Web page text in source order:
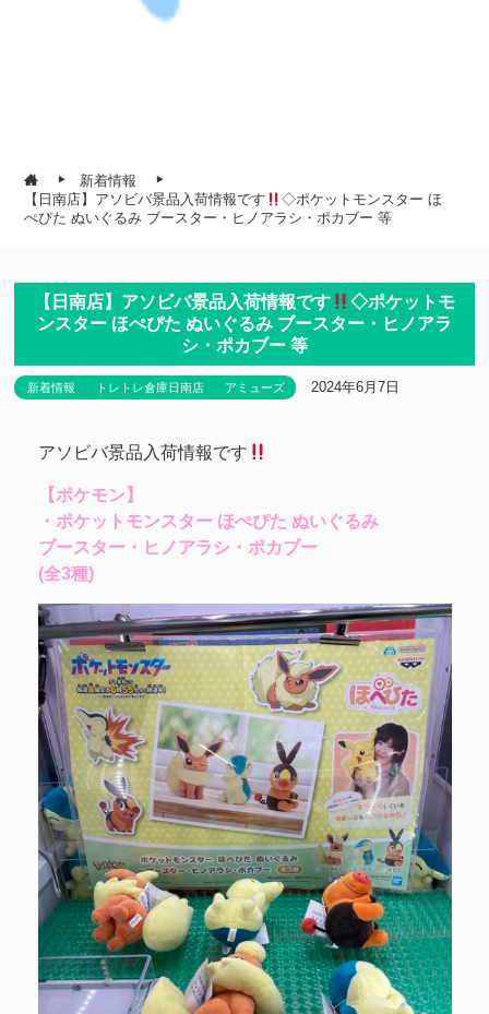
新着情報
【日南店】アソビバ景品入荷情報です
◇ポケットモンスター ほ
ぺぴた ぬいぐるみ ブースター・ヒノアラシ・ポカブー 等
【日南店】アソビバ景品入荷情報です
◇ポケットモ
ンスター ほぺぴた ぬいぐるみ ブースター・ヒノアラ
シ・ポカブー 等
新着情報 トレトレ倉庫日南店 アミューズ 2024年6月7日
アソビバ景品入荷情報です
【ポケモン】
・ポケットモンスター ほぺぴた ぬいぐるみ
ブースター・ヒノアラシ・ポカブー
(全3種)